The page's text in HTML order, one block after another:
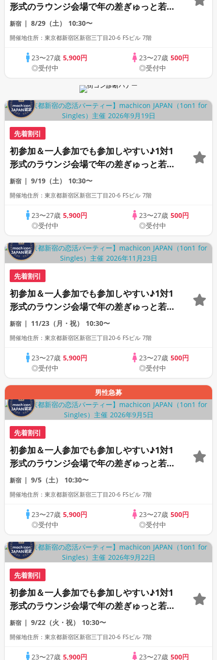
形式のラウンジ会場で年の差ぎゅっと若め
の同世代恋活パーティー♪《上質な1対1相
席専用会場》《全席半個室》《飲み放題付
新宿 8/29（土） 10:30〜
開催地住所：東京都新宿区新宿三丁目20-6 FSビル 7階
23〜27歳5,900円
◎受付中
23〜27歳 500円
◎受付中
先着割引
初参加＆一人参加でも参加しやすい♪1対1
形式のラウンジ会場で年の差ぎゅっと若め
の同世代恋活パーティー♪《上質な1対1相
席専用会場》《全席半個室》《飲み放題付
新宿 9/19（土） 10:30〜
開催地住所：東京都新宿区新宿三丁目20-6 FSビル 7階
23〜27歳5,900円
◎受付中
23〜27歳 500円
◎受付中
先着割引
初参加＆一人参加でも参加しやすい♪1対1
形式のラウンジ会場で年の差ぎゅっと若め
の同世代恋活パーティー♪《上質な1対1相
席専用会場》《全席半個室》《飲み放題付
新宿 11/23（月・祝） 10:30〜
開催地住所：東京都新宿区新宿三丁目20-6 FSビル 7階
23〜27歳5,900円
◎受付中
23〜27歳 500円
◎受付中
男性急募
先着割引
初参加＆一人参加でも参加しやすい♪1対1
形式のラウンジ会場で年の差ぎゅっと若め
の同世代恋活パーティー♪《上質な1対1相
席専用会場》《全席半個室》《飲み放題付
新宿 9/5（土） 10:30〜
開催地住所：東京都新宿区新宿三丁目20-6 FSビル 7階
23〜27歳5,900円
◎受付中
23〜27歳 500円
◎受付中
先着割引
初参加＆一人参加でも参加しやすい♪1対1
形式のラウンジ会場で年の差ぎゅっと若め
の同世代恋活パーティー♪《上質な1対1相
席専用会場》《全席半個室》《飲み放題付
新宿 9/22（火・祝） 10:30〜
開催地住所：東京都新宿区新宿三丁目20-6 FSビル 7階
23〜27歳5,900円
23〜27歳 500円